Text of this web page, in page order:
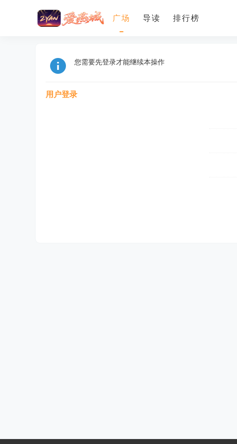
广场 导读 排行榜
您需要先登录才能继续本操作
用户登录